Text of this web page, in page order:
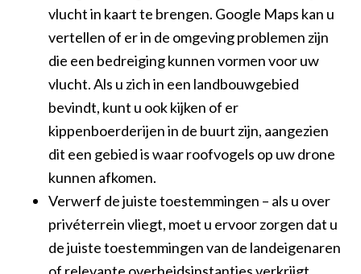
vlucht in kaart te brengen. Google Maps kan u
vertellen of er in de omgeving problemen zijn
die een bedreiging kunnen vormen voor uw
vlucht. Als u zich in een landbouwgebied
bevindt, kunt u ook kijken of er
kippenboerderijen in de buurt zijn, aangezien
dit een gebied is waar roofvogels op uw drone
kunnen afkomen.
Verwerf de juiste toestemmingen – als u over
privéterrein vliegt, moet u ervoor zorgen dat u
de juiste toestemmingen van de landeigenaren